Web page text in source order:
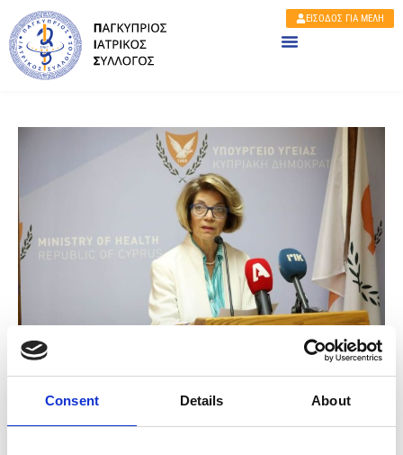
Consent Details About
ΕΙΣΟΔΟΣ ΓΙΑ ΜΕΛΗ
Ανακοινώσεις
Ο ΠΙΣ συγχαίρει θερμά τη νέα Υπουργό Υγείας, κα Πόπη